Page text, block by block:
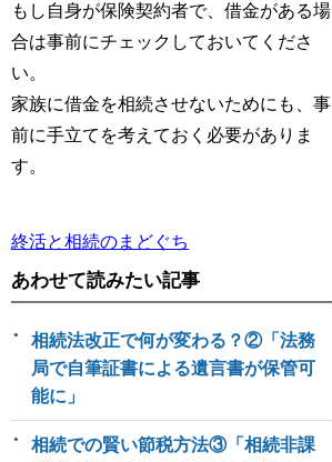
もし自身が保険契約者で、借金がある場
合は事前にチェックしておいてくださ
い。
家族に借金を相続させないためにも、事
前に手立てを考えておく必要がありま
す。
終活と相続のまどぐち
あわせて読みたい記事
相続法改正で何が変わる？②「法務
局で自筆証書による遺言書が保管可
能に」
相続での賢い節税方法③「相続非課